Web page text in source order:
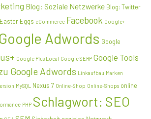
Blog: Soziale Netzwerke Blog: Twitter
Easter Eggs eCommerce Facebook Google+
Google Adwords Google
Google Plus Local Google SERP Google Tools
Google Adwords Linkaufbau Marken
MySQL Nexus 7 Online-Shop Online-Shops online
PHP Schlagwort: SEO